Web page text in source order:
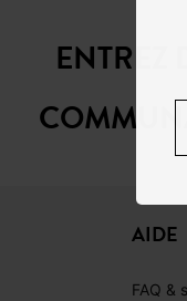
ENTREZ
AIDE
FAQ &